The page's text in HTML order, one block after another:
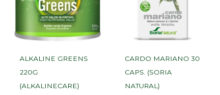
ALKALINE GREENS
220G
(ALKALINECARE)
CARDO MARIANO 30
CAPS. (SORIA
NATURAL)